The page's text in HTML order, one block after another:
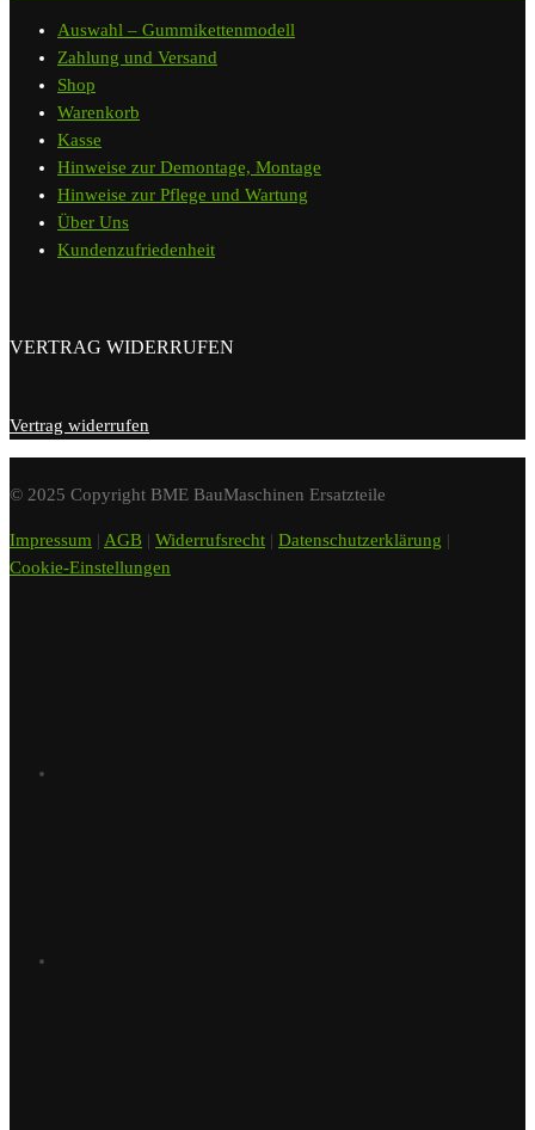
Auswahl – Gummikettenmodell
Zahlung und Versand
Shop
Warenkorb
Kasse
Hinweise zur Demontage, Montage
Hinweise zur Pflege und Wartung
Über Uns
Kundenzufriedenheit
VERTRAG WIDERRUFEN
Vertrag widerrufen
© 2025 Copyright BME BauMaschinen Ersatzteile
Impressum | AGB | Widerrufsrecht | Datenschutzerklärung |
Cookie-Einstellungen